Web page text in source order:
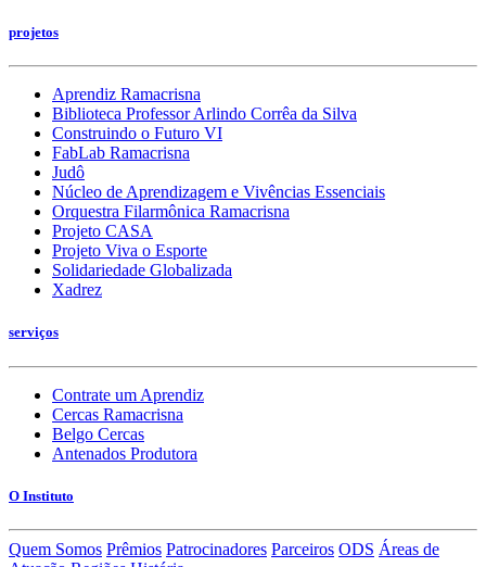
projetos
Aprendiz Ramacrisna
Biblioteca Professor Arlindo Corrêa da Silva
Construindo o Futuro VI
FabLab Ramacrisna
Judô
Núcleo de Aprendizagem e Vivências Essenciais
Orquestra Filarmônica Ramacrisna
Projeto CASA
Projeto Viva o Esporte
Solidariedade Globalizada
Xadrez
serviços
Contrate um Aprendiz
Cercas Ramacrisna
Belgo Cercas
Antenados Produtora
O Instituto
Quem Somos Prêmios Patrocinadores Parceiros ODS Áreas de